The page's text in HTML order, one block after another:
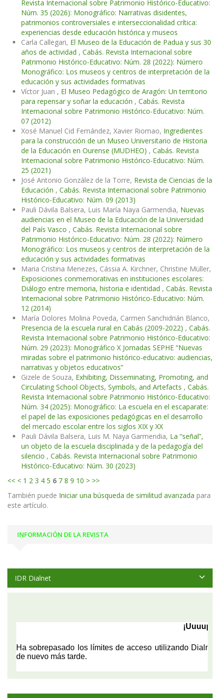
Revista Internacional sobre Patrimonio Histórico-Educativo:
Núm. 35 (2026): Monográfico: Narrativas disidentes,
patrimonios controversiales e interseccionalidad crítica:
experiencias desde educación histórica y museos
Carla Callegari, El Museo de la Educación de Padua y sus 30
años de actividad , Cabás. Revista Internacional sobre
Patrimonio Histórico-Educativo: Núm. 28 (2022): Número
Monográfico: Los museos y centros de interpretación de la
educación y sus actividades formativas
Víctor Juan , El Museo Pedagógico de Aragón: Un territorio
para repensar y soñar la educación , Cabás. Revista
Internacional sobre Patrimonio Histórico-Educativo: Núm.
07 (2012)
Xosé Manuel Cid Fernández, Xavier Riomao, Ingredientes
para la construcción de un Museo Universitario de Historia
de la Educación en Ourense (MUDHEO) , Cabás. Revista
Internacional sobre Patrimonio Histórico-Educativo: Núm.
25 (2021)
José Antonio González de la Torre, Revista de Ciencias de la
Educación , Cabás. Revista Internacional sobre Patrimonio
Histórico-Educativo: Núm. 09 (2013)
Pauli Dávila Balsera, Luis María Naya Garmendia, Nuevas
audiencias en el Museo de la Educación de la Universidad
del País Vasco , Cabás. Revista Internacional sobre
Patrimonio Histórico-Educativo: Núm. 28 (2022): Número
Monográfico: Los museos y centros de interpretación de la
educación y sus actividades formativas
Maria Cristina Menezes, Cássia A. Kirchner, Christine Müller,
Exposiciones conmemorativas en instituciones escolares:
Diálogo entre memoria, historia e identidad , Cabás. Revista
Internacional sobre Patrimonio Histórico-Educativo: Núm.
12 (2014)
María Dolores Molina Poveda, Carmen Sanchidrián Blanco,
Presencia de la escuela rural en Cabás (2009-2022) , Cabás.
Revista Internacional sobre Patrimonio Histórico-Educativo:
Núm. 29 (2023): Monográfico X Jornadas SEPHE “Nuevas
miradas sobre el patrimonio histórico-educativo: audiencias,
narrativas y objetos educativos”
Gizele de Souza, Exhibiting, Disseminating, Promoting, and
Circulating School Objects, Symbols, and Artefacts , Cabás.
Revista Internacional sobre Patrimonio Histórico-Educativo:
Núm. 34 (2025): Monográfico: La escuela en el escaparate:
el papel de las exposiciones pedagógicas en el desarrollo
del mercado escolar entre los siglos XIX y XX
Pauli Dávila Balsera, Luis M. Naya Garmendia, La “señal”,
un objeto de la escuela disciplinada y de la pedagogía del
silencio , Cabás. Revista Internacional sobre Patrimonio
Histórico-Educativo: Núm. 30 (2023)
<< < 1 2 3 4 5 6 7 8 9 10 > >>
También puede Iniciar una búsqueda de similitud avanzada para
este artículo.
INFORMACIÓN DE LA REVISTA
IDR Dialnet